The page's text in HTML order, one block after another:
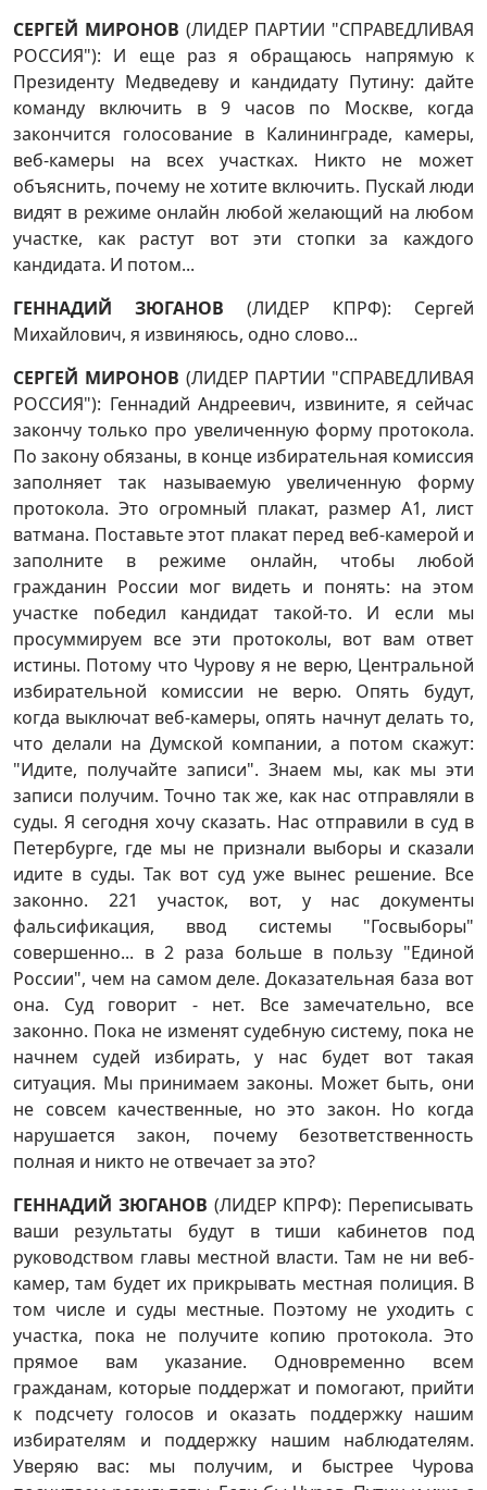
СЕРГЕЙ МИРОНОВ (ЛИДЕР ПАРТИИ "СПРАВЕДЛИВАЯ
РОССИЯ"): И еще раз я обращаюсь напрямую к
Президенту Медведеву и кандидату Путину: дайте
команду включить в 9 часов по Москве, когда
закончится голосование в Калининграде, камеры,
веб-камеры на всех участках. Никто не может
объяснить, почему не хотите включить. Пускай люди
видят в режиме онлайн любой желающий на любом
участке, как растут вот эти стопки за каждого
кандидата. И потом...
ГЕННАДИЙ ЗЮГАНОВ (ЛИДЕР КПРФ): Сергей
Михайлович, я извиняюсь, одно слово...
СЕРГЕЙ МИРОНОВ (ЛИДЕР ПАРТИИ "СПРАВЕДЛИВАЯ
РОССИЯ"): Геннадий Андреевич, извините, я сейчас
закончу только про увеличенную форму протокола.
По закону обязаны, в конце избирательная комиссия
заполняет так называемую увеличенную форму
протокола. Это огромный плакат, размер А1, лист
ватмана. Поставьте этот плакат перед веб-камерой и
заполните в режиме онлайн, чтобы любой
гражданин России мог видеть и понять: на этом
участке победил кандидат такой-то. И если мы
просуммируем все эти протоколы, вот вам ответ
истины. Потому что Чурову я не верю, Центральной
избирательной комиссии не верю. Опять будут,
когда выключат веб-камеры, опять начнут делать то,
что делали на Думской компании, а потом скажут:
"Идите, получайте записи". Знаем мы, как мы эти
записи получим. Точно так же, как нас отправляли в
суды. Я сегодня хочу сказать. Нас отправили в суд в
Петербурге, где мы не признали выборы и сказали
идите в суды. Так вот суд уже вынес решение. Все
законно. 221 участок, вот, у нас документы
фальсификация, ввод системы "Госвыборы"
совершенно... в 2 раза больше в пользу "Единой
России", чем на самом деле. Доказательная база вот
она. Суд говорит - нет. Все замечательно, все
законно. Пока не изменят судебную систему, пока не
начнем судей избирать, у нас будет вот такая
ситуация. Мы принимаем законы. Может быть, они
не совсем качественные, но это закон. Но когда
нарушается закон, почему безответственность
полная и никто не отвечает за это?
ГЕННАДИЙ ЗЮГАНОВ (ЛИДЕР КПРФ): Переписывать
ваши результаты будут в тиши кабинетов под
руководством главы местной власти. Там не ни веб-
камер, там будет их прикрывать местная полиция. В
том числе и суды местные. Поэтому не уходить с
участка, пока не получите копию протокола. Это
прямое вам указание. Одновременно всем
гражданам, которые поддержат и помогают, прийти
к подсчету голосов и оказать поддержку нашим
избирателям и поддержку нашим наблюдателям.
Уверяю вас: мы получим, и быстрее Чурова